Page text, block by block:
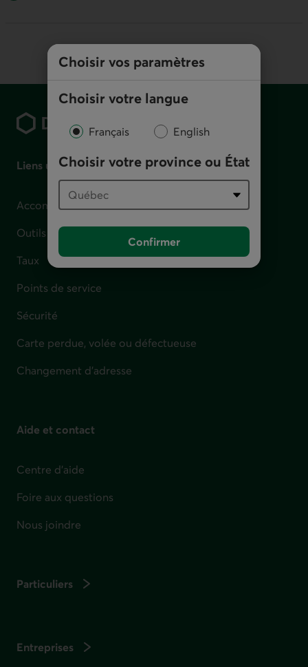
Choisir vos paramètres
Choisir votre langue
Français English
Choisir votre province ou État
Confirmer
Pied de page
Liens utiles
Accompagnement en cas de difficulté financière
Outils et calculateurs
Taux
Points de service
Sécurité
Carte perdue, volée ou défectueuse
Changement d'adresse
Aide et contact
Centre d'aide
Foire aux questions
Nous joindre
Particuliers
Entreprises